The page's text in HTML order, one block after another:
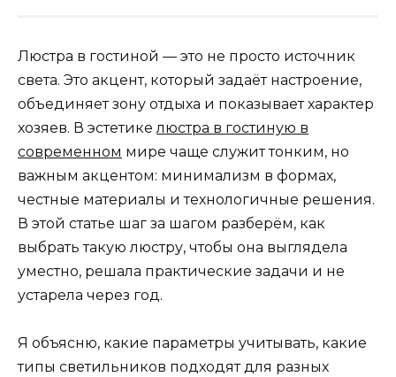
Люстра в гостиной — это не просто источник
света. Это акцент, который задаёт настроение,
объединяет зону отдыха и показывает характер
хозяев. В эстетикелюстра в гостиную в
современном мире чаще служит тонким, но
важным акцентом: минимализм в формах,
честные материалы и технологичные решения.
В этой статье шаг за шагом разберём, как
выбрать такую люстру, чтобы она выглядела
уместно, решала практические задачи и не
устарела через год.
Я объясню, какие параметры учитывать, какие
типы светильников подходят для разных